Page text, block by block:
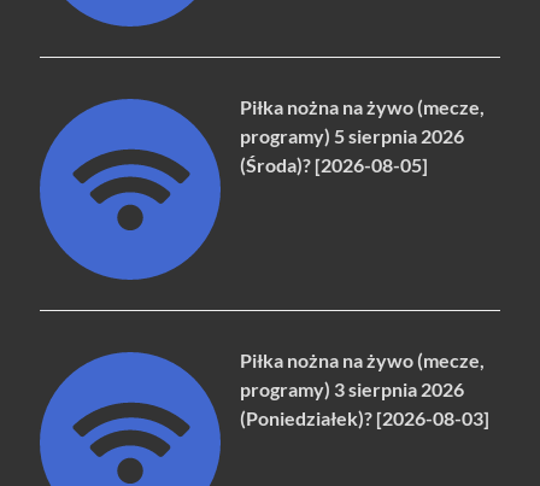
Piłka nożna na żywo (mecze,
programy) 5 sierpnia 2026
(Środa)? [2026-08-05]
Piłka nożna na żywo (mecze,
programy) 3 sierpnia 2026
(Poniedziałek)? [2026-08-03]